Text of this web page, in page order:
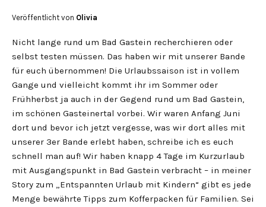
Veröffentlicht von Olivia
Nicht lange rund um Bad Gastein recherchieren oder
selbst testen müssen. Das haben wir mit unserer Bande
für euch übernommen! Die Urlaubssaison ist in vollem
Gange und vielleicht kommt ihr im Sommer oder
Frühherbst ja auch in der Gegend rund um Bad Gastein,
im schönen Gasteinertal vorbei. Wir waren Anfang Juni
dort und bevor ich jetzt vergesse, was wir dort alles mit
unserer 3er Bande erlebt haben, schreibe ich es euch
schnell man auf! Wir haben knapp 4 Tage im Kurzurlaub
mit Ausgangspunkt in Bad Gastein verbracht – in meiner
Story zum „Entspannten Urlaub mit Kindern“ gibt es jede
Menge bewährte Tipps zum Kofferpacken für Familien. Sei